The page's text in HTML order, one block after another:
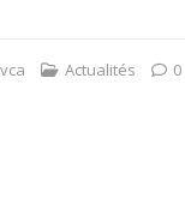
Actualités 0